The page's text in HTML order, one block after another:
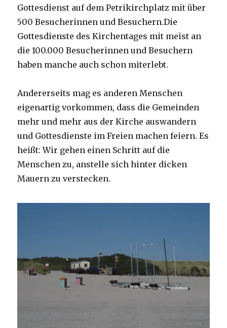
Gottesdienst auf dem Petrikirchplatz mit über
500 Besucherinnen und Besuchern.Die
Gottesdienste des Kirchentages mit meist an
die 100.000 Besucherinnen und Besuchern
haben manche auch schon miterlebt.
Andererseits mag es anderen Menschen
eigenartig vorkommen, dass die Gemeinden
mehr und mehr aus der Kirche auswandern
und Gottesdienste im Freien machen feiern. Es
heißt: Wir gehen einen Schritt auf die
Menschen zu, anstelle sich hinter dicken
Mauern zu verstecken.